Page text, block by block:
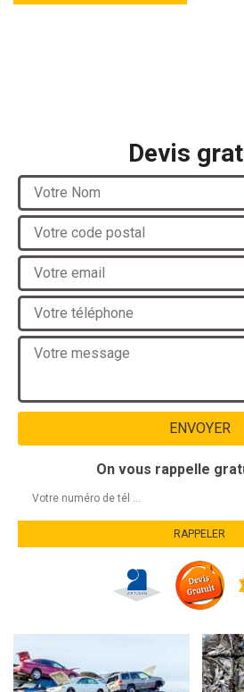
Devis
On vous rappelle